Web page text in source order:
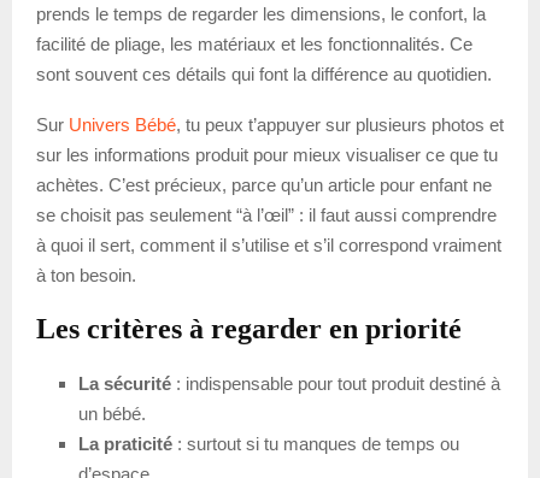
prends le temps de regarder les dimensions, le confort, la
facilité de pliage, les matériaux et les fonctionnalités. Ce
sont souvent ces détails qui font la différence au quotidien.
Sur Univers Bébé, tu peux t’appuyer sur plusieurs photos et
sur les informations produit pour mieux visualiser ce que tu
achètes. C’est précieux, parce qu’un article pour enfant ne
se choisit pas seulement “à l’œil” : il faut aussi comprendre
à quoi il sert, comment il s’utilise et s’il correspond vraiment
à ton besoin.
Les critères à regarder en priorité
La sécurité : indispensable pour tout produit destiné à
un bébé.
La praticité : surtout si tu manques de temps ou
d’espace.